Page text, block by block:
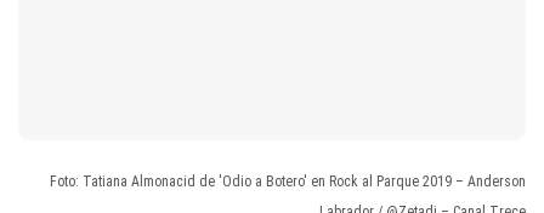
Foto: Tatiana Almonacid de 'Odio a Botero' en Rock al Parque 2019 – Anderson